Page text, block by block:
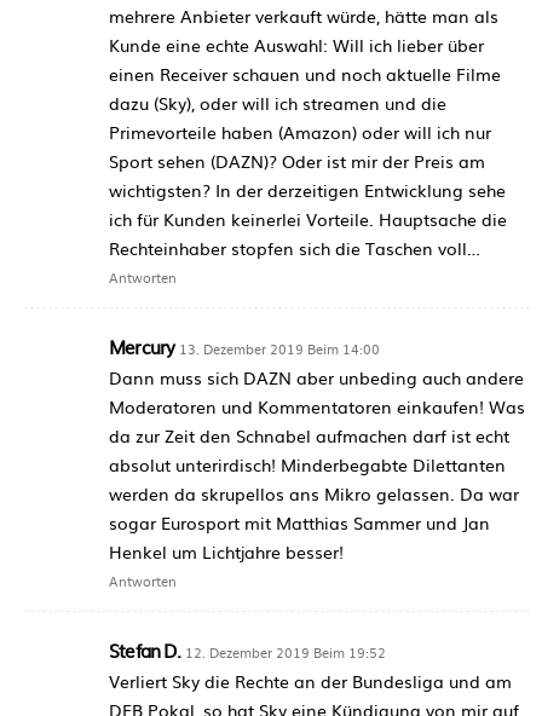
mehrere Anbieter verkauft würde, hätte man als
Kunde eine echte Auswahl: Will ich lieber über
einen Receiver schauen und noch aktuelle Filme
dazu (Sky), oder will ich streamen und die
Primevorteile haben (Amazon) oder will ich nur
Sport sehen (DAZN)? Oder ist mir der Preis am
wichtigsten? In der derzeitigen Entwicklung sehe
ich für Kunden keinerlei Vorteile. Hauptsache die
Rechteinhaber stopfen sich die Taschen voll…
Antworten
Mercury 13. Dezember 2019 Beim 14:00
Dann muss sich DAZN aber unbeding auch andere
Moderatoren und Kommentatoren einkaufen! Was
da zur Zeit den Schnabel aufmachen darf ist echt
absolut unterirdisch! Minderbegabte Dilettanten
werden da skrupellos ans Mikro gelassen. Da war
sogar Eurosport mit Matthias Sammer und Jan
Henkel um Lichtjahre besser!
Antworten
Stefan D. 12. Dezember 2019 Beim 19:52
Verliert Sky die Rechte an der Bundesliga und am
DFB Pokal, so hat Sky eine Kündigung von mir auf